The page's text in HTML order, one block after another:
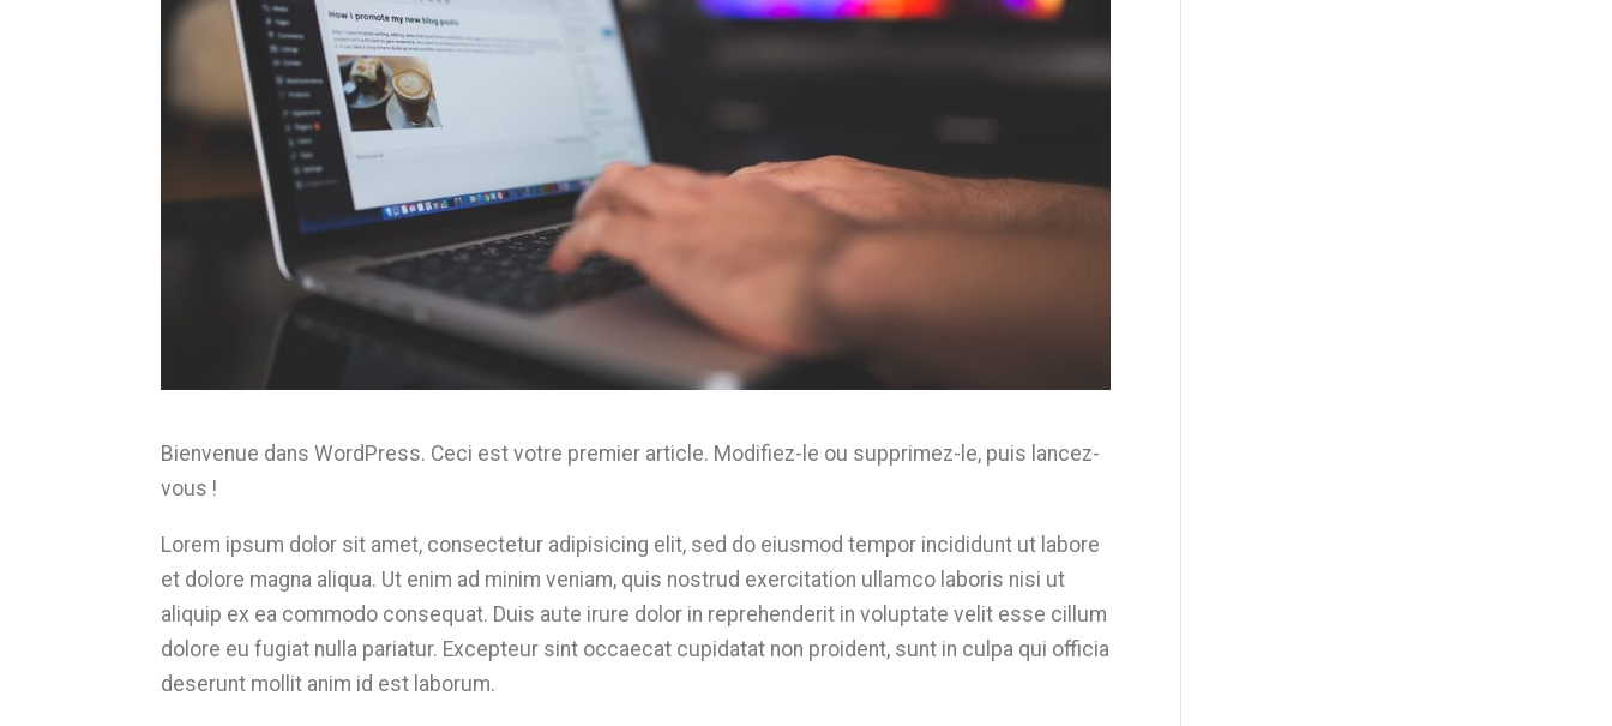
Bienvenue dans WordPress. Ceci est votre premier article. Modifiez-le ou supprimez-le, puis lancez-
vous !
Lorem ipsum dolor sit amet, consectetur adipisicing elit, sed do eiusmod tempor incididunt ut labore
et dolore magna aliqua. Ut enim ad minim veniam, quis nostrud exercitation ullamco laboris nisi ut
aliquip ex ea commodo consequat. Duis aute irure dolor in reprehenderit in voluptate velit esse cillum
dolore eu fugiat nulla pariatur. Excepteur sint occaecat cupidatat non proident, sunt in culpa qui officia
deserunt mollit anim id est laborum.